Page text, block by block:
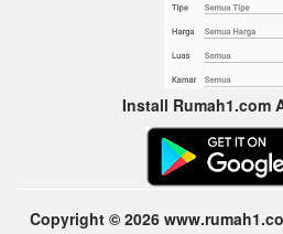
Install Rumah1.com
Copyright © 2026